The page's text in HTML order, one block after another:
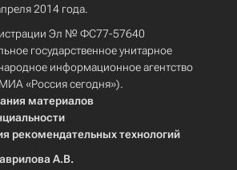
2014 года.
Эл № ФС77-57640
государственное унитарное
информационное агентство
«Россия сегодня»).
материалов
рекомендательных технологий
А.В.